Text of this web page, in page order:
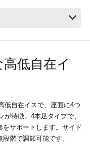
低自在イ
低自在イスで、座面に4つ
特徴。4本足タイプで、
サポートします。サイド
階で調節可能です。